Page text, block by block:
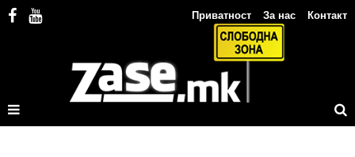
Приватност За нас Контакт